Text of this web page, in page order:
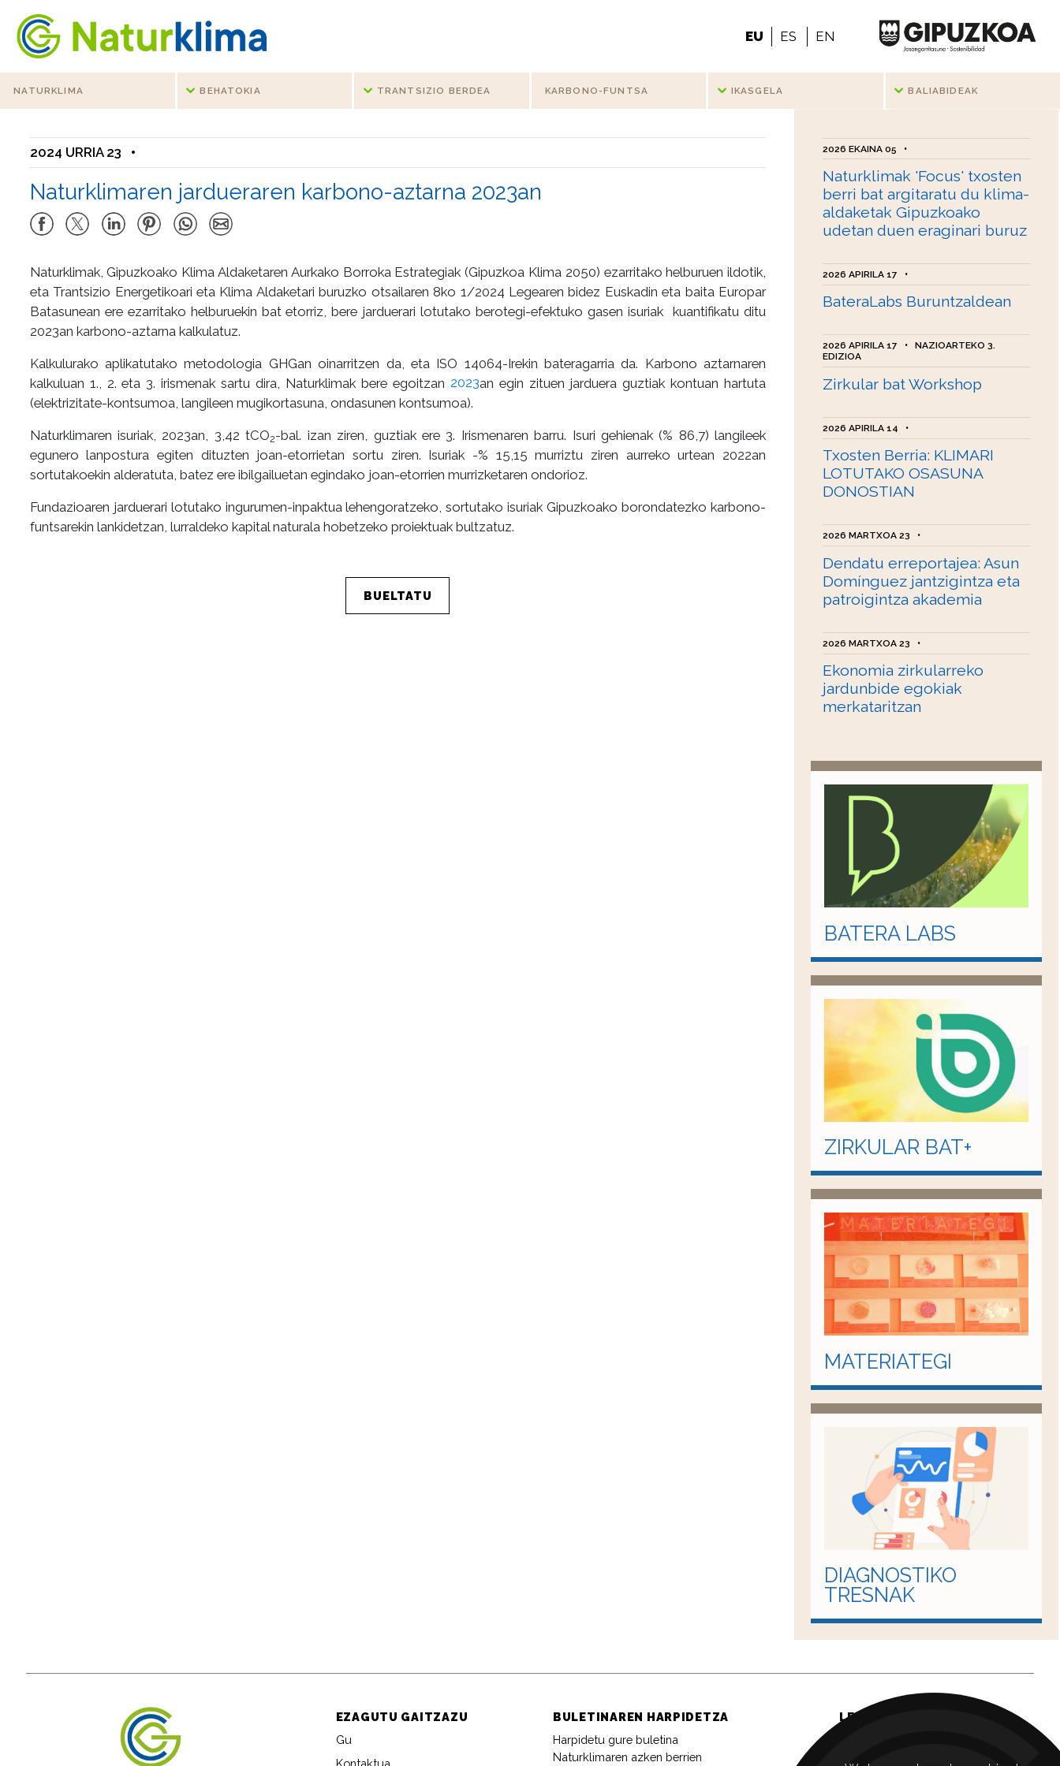
Indize nagusira jo
Edukietara jo
EU ES EN
NATURKLIMA BEHATOKIA TRANTSIZIO BERDEA KARBONO-FUNTSA IKASGELA BALIABIDEAK
2024 URRIA 23 •
Naturklimaren jardueraren karbono-aztarna 2023an
Naturklimak, Gipuzkoako Klima Aldaketaren Aurkako Borroka Estrategiak (Gipuzkoa Klima 2050) ezarritako helburuen ildotik,
eta Trantsizio Energetikoari eta Klima Aldaketari buruzko otsailaren 8ko 1/2024 Legearen bidez Euskadin eta baita Europar
Batasunean ere ezarritako helburuekin bat etorriz, bere jarduerari lotutako berotegi-efektuko gasen isuriak kuantifikatu ditu
2023an karbono-aztarna kalkulatuz.
Kalkulurako aplikatutako metodologia GHGan oinarritzen da, eta ISO 14064-Irekin bateragarria da. Karbono aztarnaren
kalkuluan 1., 2. eta 3. irismenak sartu dira, Naturklimak bere egoitzan 2023an egin zituen jarduera guztiak kontuan hartuta
(elektrizitate-kontsumoa, langileen mugikortasuna, ondasunen kontsumoa).
Naturklimaren isuriak, 2023an, 3,42 tCO2-bal. izan ziren, guztiak ere 3. Irismenaren barru. Isuri gehienak (% 86,7) langileek
egunero lanpostura egiten dituzten joan-etorrietan sortu ziren. Isuriak -% 15,15 murriztu ziren aurreko urtean 2022an
sortutakoekin alderatuta, batez ere ibilgailuetan egindako joan-etorrien murrizketaren ondorioz.
Fundazioaren jarduerari lotutako ingurumen-inpaktua lehengoratzeko, sortutako isuriak Gipuzkoako borondatezko karbono-
funtsarekin lankidetzan, lurraldeko kapital naturala hobetzeko proiektuak bultzatuz.
BUELTATU
2026 EKAINA 05 •
Naturklimak 'Focus' txosten
berri bat argitaratu du klima-
aldaketak Gipuzkoako
udetan duen eraginari buruz
2026 APIRILA 17 •
BateraLabs Buruntzaldean
2026 APIRILA 17 • NAZIOARTEKO 3.
EDIZIOA
Zirkular bat Workshop
2026 APIRILA 14 •
Txosten Berria: KLIMARI
LOTUTAKO OSASUNA
DONOSTIAN
2026 MARTXOA 23 •
Dendatu erreportajea: Asun
Domínguez jantzigintza eta
patroigintza akademia
2026 MARTXOA 23 •
Ekonomia zirkularreko
jardunbide egokiak
merkataritzan
BATERA LABS
ZIRKULAR BAT+
MATERIATEGI
DIAGNOSTIKO
TRESNAK
EZAGUTU GAITZAZU
Gu
Kontaktua
BULETINAREN HARPIDETZA
Harpidetu gure buletina
Naturklimaren azken berrien
LEGE
Pribatutasun politika